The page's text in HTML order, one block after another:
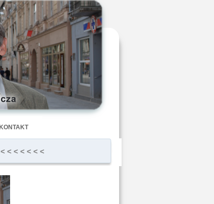
KONTAKT
< < < < < <